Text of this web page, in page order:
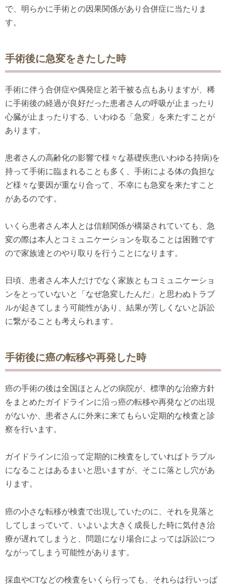
で、明らかに手術との因果関係があり合併症に当たりま
す。
手術後に急変をきたした時
手術に伴う合併症や偶発症と若干被る点もありますが、稀
に手術後の経過が良好だった患者さんの呼吸が止まったり
心臓が止まったりする、いわゆる「急変」を来たすことが
あります。
患者さんの高齢化の影響で様々な基礎疾患(いわゆる持病)を
持って手術に臨まれることも多く、手術による体の負担な
ど様々な要因が重なり合って、不幸にも急変を来たすこと
があるのです。
いくら患者さん本人とは信頼関係が構築されていても、急
変の際は本人とコミュニケーションを取ることは困難です
ので家族達とのやり取りを行うことになります。
日頃、患者さん本人だけでなく家族ともコミュニケーショ
ンをとっていないと「なぜ急変したんだ」と思わぬトラブ
ルが起きてしまう可能性があり、結果が芳しくないと訴訟
に繋がることも考えられます。
手術後に癌の転移や再発した時
癌の手術の後は全国ほとんどの病院が、標準的な治療方針
をまとめたガイドラインに沿っ癌の転移や再発などの出現
がないか、患者さんに外来に来てもらい定期的な検査と診
察を行います。
ガイドラインに沿って定期的に検査をしていればトラブル
になることはあるまいと思いますが、そこに落とし穴があ
ります。
癌の小さな転移が検査で出現していたのに、それを見落と
してしまっていて、いよいよ大きく成長した時に気付き治
療が遅れてしまうと、問題になり場合によっては訴訟につ
ながってしまう可能性があります。
採血やCTなどの検査をいくら行っても、それらは行いっぱ